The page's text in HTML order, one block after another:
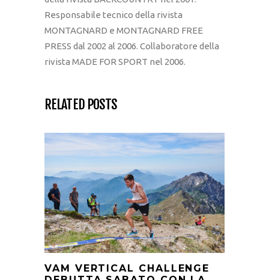
Responsabile tecnico della rivista
MONTAGNARD e MONTAGNARD FREE
PRESS dal 2002 al 2006. Collaboratore della
rivista MADE FOR SPORT nel 2006.
RELATED POSTS
VAM VERTICAL CHALLENGE